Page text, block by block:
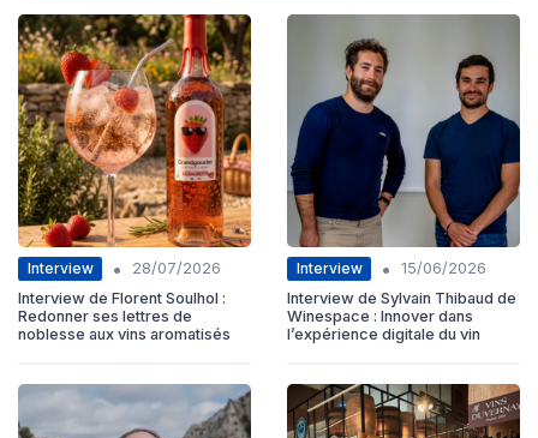
Interview •
28/07/2026
Interview de Florent Soulhol :
Redonner ses lettres de
noblesse aux vins aromatisés
Interview •
15/06/2026
Interview de Sylvain Thibaud de
Winespace : Innover dans
l’expérience digitale du vin